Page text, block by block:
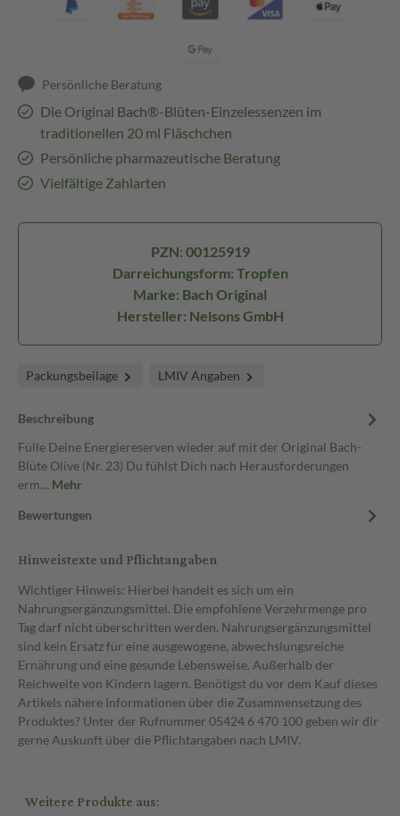
Persönliche Beratung
Die Original Bach®-Blüten-Einzelessenzen im
traditionellen 20 ml Fläschchen
Persönliche pharmazeutische Beratung
Vielfältige Zahlarten
PZN: 00125919
Darreichungsform: Tropfen
Marke: Bach Original
Hersteller: Nelsons GmbH
Packungsbeilage LMIV Angaben
Beschreibung
Fülle Deine Energiereserven wieder auf mit der Original Bach-
Blüte Olive (Nr. 23) Du fühlst Dich nach Herausforderungen
erm… Mehr
Bewertungen
Hinweistexte und Pflichtangaben
Wichtiger Hinweis: Hierbei handelt es sich um ein
Nahrungsergänzungsmittel. Die empfohlene Verzehrmenge pro
Tag darf nicht überschritten werden. Nahrungsergänzungsmittel
sind kein Ersatz für eine ausgewogene, abwechslungsreiche
Ernährung und eine gesunde Lebensweise. Außerhalb der
Reichweite von Kindern lagern. Benötigst du vor dem Kauf dieses
Artikels nähere Informationen über die Zusammensetzung des
Produktes? Unter der Rufnummer 05424 6 470 100 geben wir dir
gerne Auskunft über die Pflichtangaben nach LMIV.
Weitere Produkte aus: